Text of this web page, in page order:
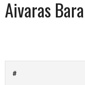
Aivaras
#